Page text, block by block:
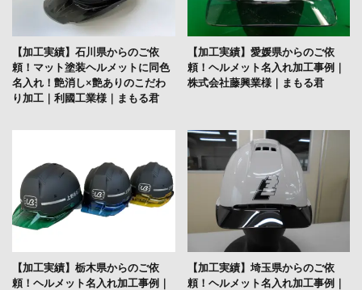
【加工実績】石川県からのご依
頼！マット塗装ヘルメットに同色
名入れ！艶消し×艶ありのこだわ
り加工｜利國工業様｜まもる君
【加工実績】愛媛県からのご依
頼！ヘルメット名入れ加工事例｜
株式会社藤興業様｜まもる君
【加工実績】栃木県からのご依
頼！ヘルメット名入れ加工事例｜
【加工実績】埼玉県からのご依
頼！ヘルメット名入れ加工事例｜